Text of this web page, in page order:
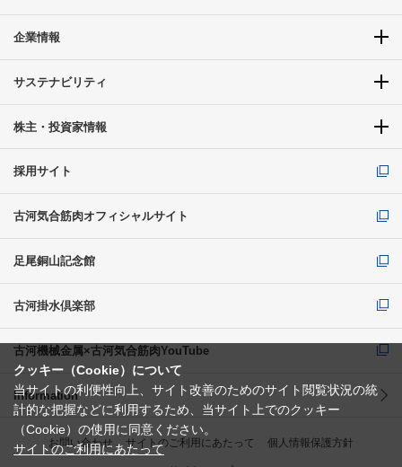
企業情報
サステナビリティ
株主・投資家情報
採用サイト
古河気合筋肉オフィシャルサイト
足尾銅山記念館
古河掛水倶楽部
古河機械金属×古河気合筋肉YouTube
Information
お問い合わせ サイトのご利用にあたって 個人情報保護方針
クッキー（Cookie）について
当サイトの利便性向上、サイト改善のためのサイト閲覧状況の統
計的な把握などに利用するため、当サイト上でのクッキー
（Cookie）の使用に同意ください。
サイトのご利用にあたって